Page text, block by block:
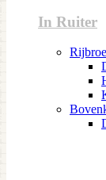
In Ruiter